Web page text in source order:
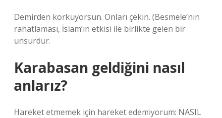
Demirden korkuyorsun. Onları çekin. (Besmele’nin
rahatlaması, İslam’ın etkisi ile birlikte gelen bir
unsurdur.
Karabasan geldiğini nasıl
anlarız?
Hareket etmemek için hareket edemiyorum: NASIL